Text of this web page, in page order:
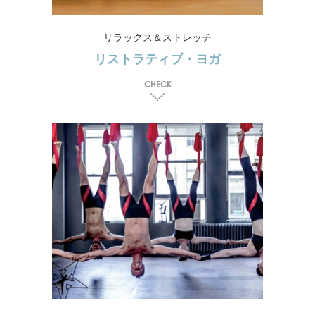
リラックス＆ストレッチ
リストラティブ・ヨガ
CHECK